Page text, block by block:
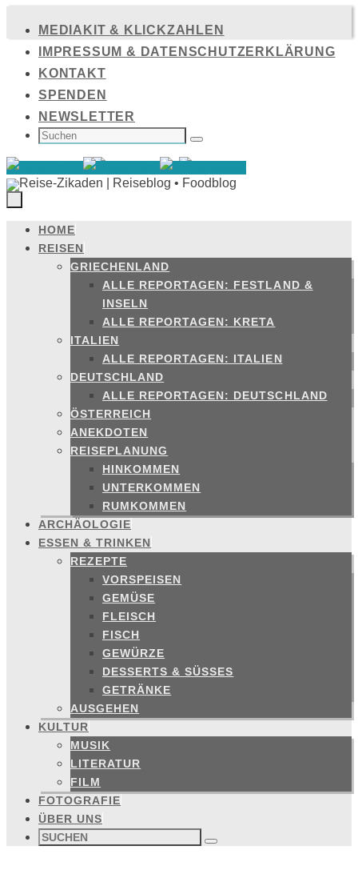
Inhalt
springen
MEDIAKIT & KLICKZAHLEN
IMPRESSUM & DATENSCHUTZERKLÄRUNG
KONTAKT
SPENDEN
NEWSLETTER
SUCHEN
NACH: Suchen
Zum
Inhalt
springen
HOME
REISEN
GRIECHENLAND
ALLE REPORTAGEN: FESTLAND &
INSELN
ALLE REPORTAGEN: KRETA
ITALIEN
ALLE REPORTAGEN: ITALIEN
DEUTSCHLAND
ALLE REPORTAGEN: DEUTSCHLAND
ÖSTERREICH
ANEKDOTEN
REISEPLANUNG
HINKOMMEN
UNTERKOMMEN
RUMKOMMEN
ARCHÄOLOGIE
ESSEN & TRINKEN
REZEPTE
VORSPEISEN
GEMÜSE
FLEISCH
FISCH
GEWÜRZE
DESSERTS & SÜSSES
GETRÄNKE
AUSGEHEN
KULTUR
MUSIK
LITERATUR
FILM
FOTOGRAFIE
ÜBER UNS
Suchen
nach: Suchen